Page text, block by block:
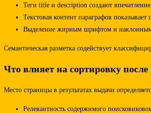
Теги title и description создают
Текстовая контент параграфов
Выделение жирным шрифтом и наклонным
Семантическая разметка содействует
Что влияет на сортировку
Место страницы в результатах выдачи
Релевантность содержимого